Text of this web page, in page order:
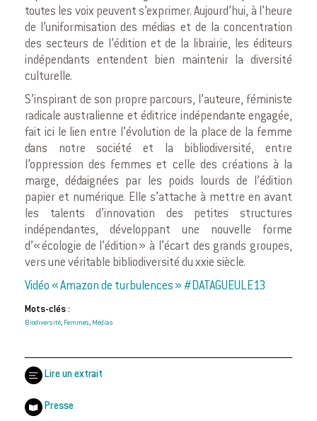
toutes les voix peuvent s’exprimer. Aujourd’hui, à l’heure
de l’uniformisation des médias et de la concentration
des secteurs de l’édition et de la librairie, les éditeurs
indépendants entendent bien maintenir la diversité
culturelle.
S’inspirant de son propre parcours, l’auteure, féministe
radicale australienne et éditrice indépendante engagée,
fait ici le lien entre l’évolution de la place de la femme
dans notre société et la bibliodiversité, entre
l’oppression des femmes et celle des créations à la
marge, dédaignées par les poids lourds de l’édition
papier et numérique. Elle s’attache à mettre en avant
les talents d’innovation des petites structures
indépendantes, développant une nouvelle forme
d’« écologie de l’édition » à l’écart des grands groupes,
vers une véritable bibliodiversité du xxie siècle.
Vidéo « Amazon de turbulences » #DATAGUEULE13
Mots-clés :
Biodiversité, Femmes, Médias
Lire un extrait
Presse